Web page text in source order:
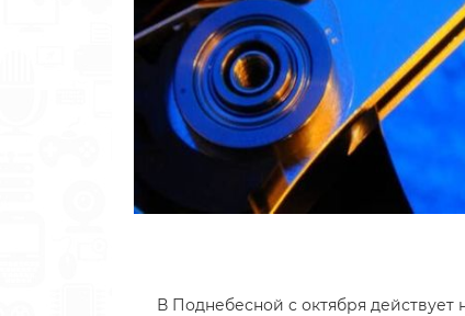
В Поднебесной c октября действует